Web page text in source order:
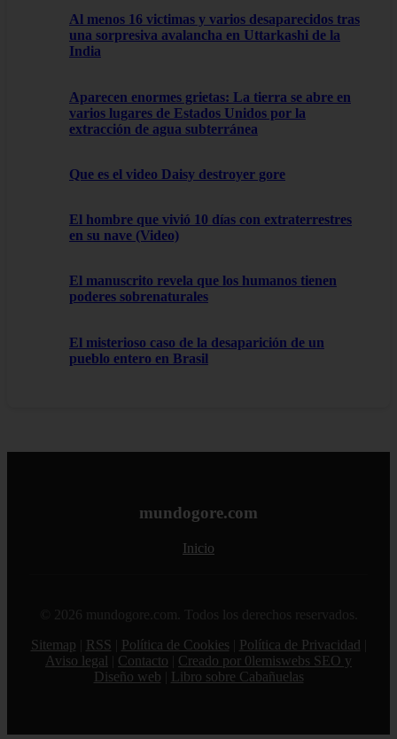
Al menos 16 victimas y varios desaparecidos tras
una sorpresiva avalancha en Uttarkashi de la
India
Aparecen enormes grietas: La tierra se abre en
varios lugares de Estados Unidos por la
extracción de agua subterránea
Que es el video Daisy destroyer gore
El hombre que vivió 10 días con extraterrestres
en su nave (Video)
El manuscrito revela que los humanos tienen
poderes sobrenaturales
El misterioso caso de la desaparición de un
pueblo entero en Brasil
mundogore.com
Inicio
© 2026 mundogore.com. Todos los derechos reservados.
Sitemap
RSS Política de Cookies Política de Privacidad
Aviso legal
Contacto
Creado por 0lemiswebs SEO y
Diseño web
Libro sobre Cabañuelas